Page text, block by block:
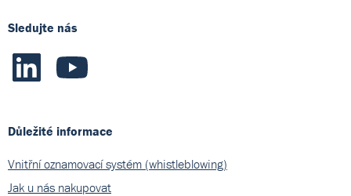
Sledujte nás
Důležité informace
Vnitřní oznamovací systém (whistleblowing)
Jak u nás nakupovat